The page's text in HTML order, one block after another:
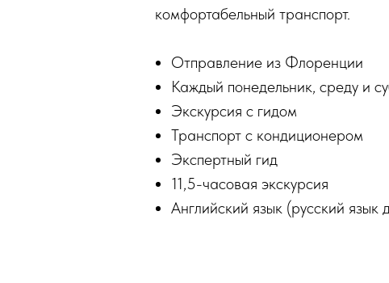
комфортабельный транспорт.
Отправление из Флоренции
Каждый понедельник, среду и
Экскурсия с гидом
Транспорт с кондиционером
Экспертный гид
11,5-часовая экскурсия
Английский язык (русский язык